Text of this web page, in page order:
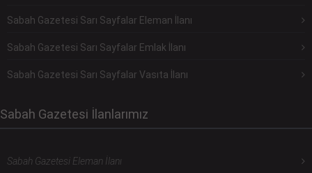
Sabah Gazetesi Sarı Sayfalar Eleman İlanı
Sabah Gazetesi Sarı Sayfalar Emlak İlanı
Sabah Gazetesi Sarı Sayfalar Vasıta İlanı
Sabah Gazetesi İlanlarımız
Sabah Gazetesi Eleman İlanı